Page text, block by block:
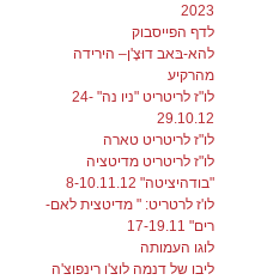
2023
לדף הפייסבוק
להא-בּאב דוּצֶ'ן– הירידה
מהרקיע
לו"ז לריטריט "ניו נה" 24-
29.10.12
לו"ז לריטריט טארה
לו"ז לריטריט מדיטציה
"בודהיציטה" 8-10.11.12
לו'ז לרטריט: " מדיטצית לאם-
רים" 17-19.11
לוגו העמותה
ליבו של דנמה לוצ'ו רינפוצ'ה